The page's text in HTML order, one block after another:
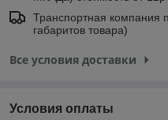
Транспортная компания
габаритов товара)
Все условия доставки
Условия оплаты